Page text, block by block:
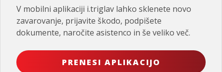
V mobilni aplikaciji i.triglav lahko sklenete novo
zavarovanje, prijavite škodo, podpišete
dokumente, naročite asistenco in še veliko več.
PRENESI APLIKACIJO